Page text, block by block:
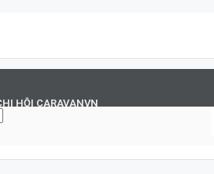
HỘI CARAVANVN